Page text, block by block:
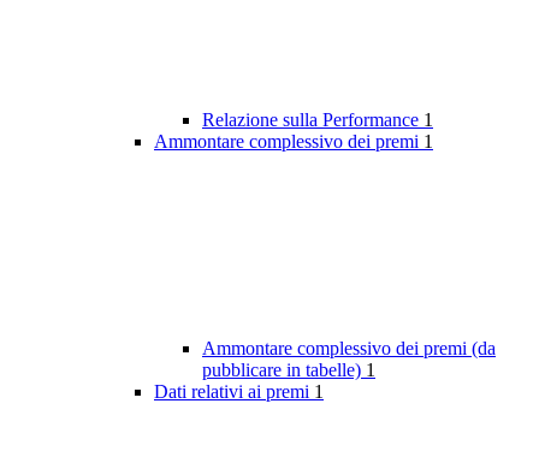
Relazione sulla Performance 1
Ammontare complessivo dei premi 1
Ammontare complessivo dei premi (da
pubblicare in tabelle) 1
Dati relativi ai premi 1